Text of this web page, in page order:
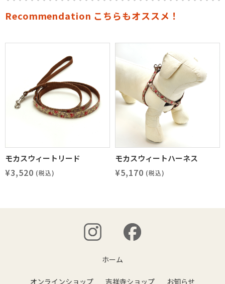
Recommendation こちらもオススメ！
モカスウィートリード
¥3,520 (税込)
モカスウィートハーネス
¥5,170 (税込)
ホーム
オンラインショップ 吉祥寺ショップ お知らせ